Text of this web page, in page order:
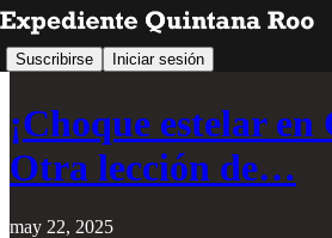
Suscribirse Iniciar sesión
¡Choque estelar en
Otra lección de…
may 22, 2025